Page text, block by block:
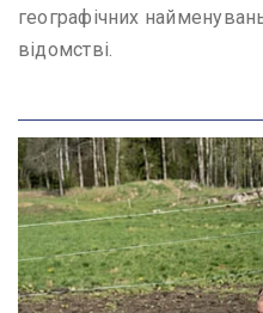
географічних
відомстві.